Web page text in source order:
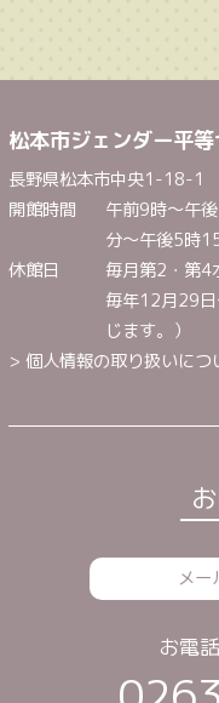
松本市ジェンダー平
長野県松本市中央1-18-1
開館時間
午前9時～午
分～午後5時15
休館日
毎月第2・第4
毎年12月29
じます。）
> 個人情報の取り扱いにつ
メー
お電